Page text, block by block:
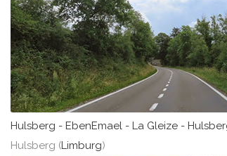
Hulsberg - EbenEmael - La Gleize -
Hulsberg (Limburg)